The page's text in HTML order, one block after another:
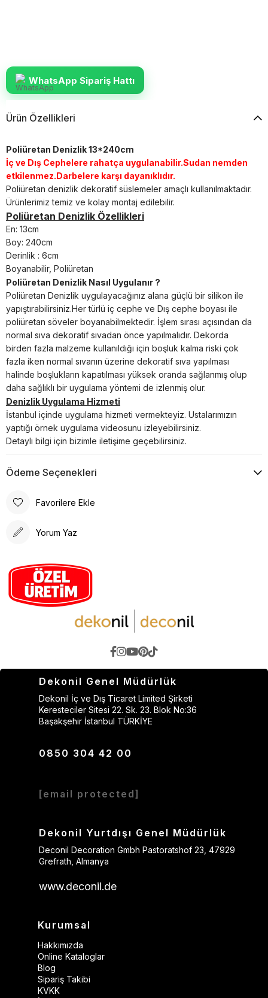
WhatsApp Sipariş Hattı
Ürün Özellikleri
Poliüretan Denizlik 13*240cm
İç ve Dış Cephelere rahatça uygulanabilir.Sudan nemden
etkilenmez.Darbelere karşı dayanıklıdır.
Poliüretan denizlik dekoratif süslemeler amaçlı kullanılmaktadır.
Ürünlerimiz temiz ve kolay montaj edilebilir.
Poliüretan Denizlik Özellikleri
En: 13cm
Boy: 240cm
Derinlik : 6cm
Boyanabilir, Poliüretan
Poliüretan Denizlik Nasıl Uygulanır ?
Poliüretan Denizlik uygulayacağınız alana güçlü bir silikon ile
yapıştırabilirsiniz.Her türlü iç cephe ve Dış cephe boyası ile
poliüretan söveler boyanabilmektedir. İşlem sırası açısından da
normal sıva dekoratif sıvadan önce yapılmalıdır. Dekorda
birden fazla malzeme kullanıldığı için boşluk kalma riski çok
fazla iken normal sıvanın üzerine dekoratif sıva yapılması
halinde boşlukların kapatılması yüksek oranda sağlanmış olup
daha sağlıklı bir uygulama yöntemi de izlenmiş olur.
Denizlik Uygulama Hizmeti
İstanbul içinde uygulama hizmeti vermekteyiz. Ustalarımızın
yaptığı örnek uygulama videosunu izleyebilirsiniz.
Detaylı bilgi için bizimle iletişime geçebilirsiniz.
Ödeme Seçenekleri
Favorilere Ekle
Yorum Yaz
Dekonil Genel Müdürlük
Dekonil İç ve Dış Ticaret Limited Şirketi
Keresteciler Sitesi 22. Sk. 23. Blok No:36
Başakşehir İstanbul TÜRKİYE
0850 304 42 00
[email protected]
Dekonil Yurtdışı Genel Müdürlük
Deconil Decoration Gmbh Pastoratshof 23, 47929
Grefrath, Almanya
www.deconil.de
Kurumsal
Hakkımızda
Online Kataloglar
Blog
Sipariş Takibi
KVKK